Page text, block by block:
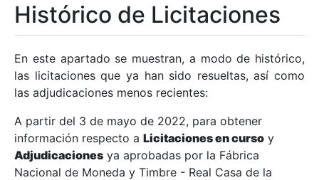
Mostrar/Ocultar
Mostrar/Ocultar
Mostrar/Ocultar
Histórico de Licitaciones
En este apartado se muestran, a modo de histórico,
las licitaciones que ya han sido resueltas, así como
las adjudicaciones menos recientes:
A partir del 3 de mayo de 2022, para obtener
información respecto a Licitaciones en curso y
Adjudicaciones ya aprobadas por la Fábrica
Nacional de Moneda y Timbre - Real Casa de la